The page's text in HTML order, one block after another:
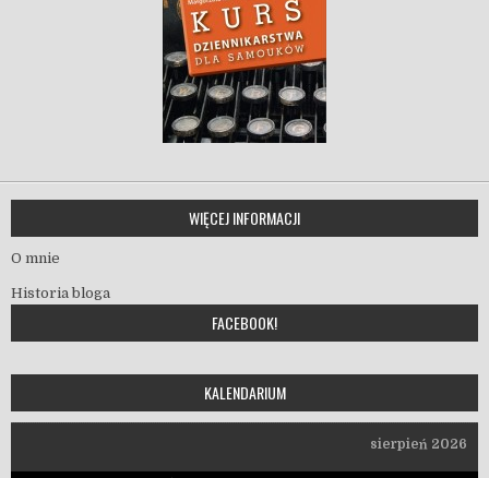
WIĘCEJ INFORMACJI
O mnie
Historia bloga
FACEBOOK!
KALENDARIUM
sierpień 2026